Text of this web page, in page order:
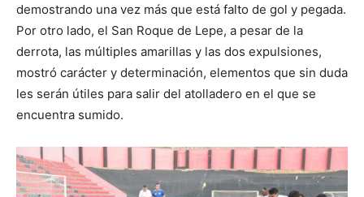
demostrando una vez más que está falto de gol y pegada.
Por otro lado, el San Roque de Lepe, a pesar de la
derrota, las múltiples amarillas y las dos expulsiones,
mostró carácter y determinación, elementos que sin duda
les serán útiles para salir del atolladero en el que se
encuentra sumido.